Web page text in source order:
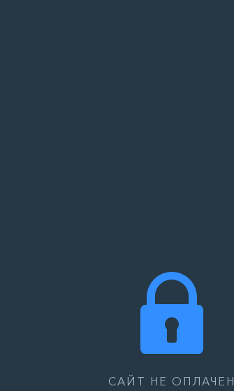
САЙТ НЕ ОПЛАЧЕН